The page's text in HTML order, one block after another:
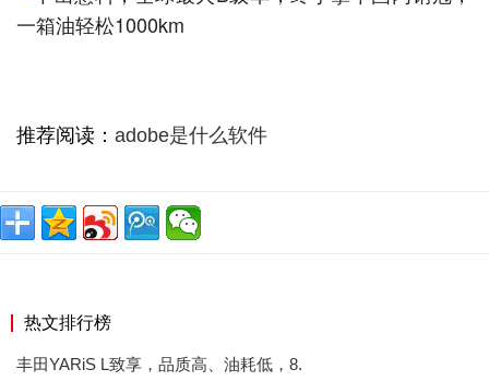
推荐阅读： adobe是什么软件
热文排行榜
丰田YARiS L致享，品质高、油耗低，8.